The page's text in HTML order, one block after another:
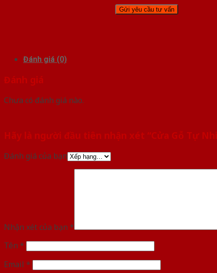
Đánh giá (0)
Đánh giá
Chưa có đánh giá nào.
Hãy là người đầu tiên nhận xét “Cửa Gỗ Tự
Đánh giá của bạn
Nhận xét của bạn *
Tên *
Email *